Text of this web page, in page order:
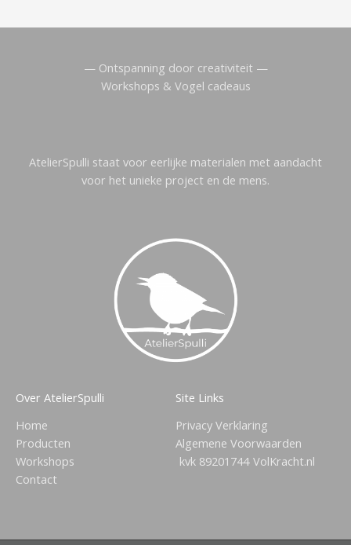
— Ontspanning door creativiteit —
Workshops & Vogel cadeaus
AtelierSpulli staat voor eerlijke materialen met aandacht
voor het unieke project en de mens.
Over AtelierSpulli
Home
Producten
Workshops
Contact
Site Links
Privacy Verklaring
Algemene Voorwaarden
kvk 89201744 VolKracht.nl